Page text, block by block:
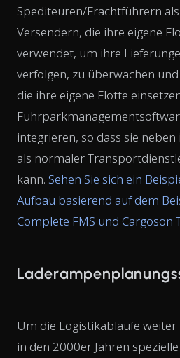
Spediteuren/Frachtführern
Versendern, die ihre eigene
verwendet, um ihre
verfolgen, zu überwachen
die ihre eigene Flotte
integrieren, so dass sie
als normaler
kann. Sehen Sie sich ein
Aufbau basierend auf dem
Complete FMS und Cargoson
Um die Logistikabläufe
in den 2000er Jahren spezielle